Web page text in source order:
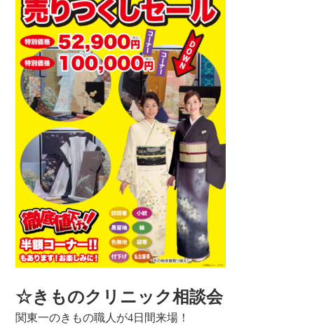
☆きものクリニック相談会
関東一のきもの職人が4日間来場！